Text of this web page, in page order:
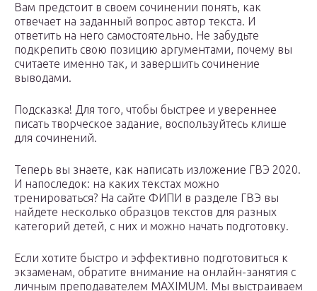
Вам предстоит в своем сочинении понять, как
отвечает на заданный вопрос автор текста. И
ответить на него самостоятельно. Не забудьте
подкрепить свою позицию аргументами, почему вы
считаете именно так, и завершить сочинение
выводами.
Подсказка! Для того, чтобы быстрее и увереннее
писать творческое задание, воспользуйтесь клише
для сочинений.
Теперь вы знаете, как написать изложение ГВЭ 2020.
И напоследок: на каких текстах можно
тренироваться? На сайте ФИПИ в разделе ГВЭ вы
найдете несколько образцов текстов для разных
категорий детей, с них и можно начать подготовку.
Если хотите быстро и эффективно подготовиться к
экзаменам, обратите внимание на онлайн-занятия с
личным преподавателем MAXIMUM. Мы выстраиваем